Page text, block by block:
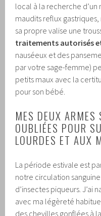
local à la recherche
maudits reflux
sa propre valise une
traitements autorisés
nauséeux et des
par votre sage-femme)
petits maux avec la
pour son bébé.
MES DEUX ARMES
OUBLIÉES POUR
LOURDES ET AUX
La période estivale est
notre circulation
d’insectes piqueurs. J’ai
avec ma légèreté
des chevilles gonflées à